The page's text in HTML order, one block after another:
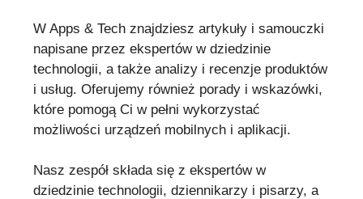
W Apps & Tech znajdziesz artykuły i samouczki
napisane przez ekspertów w dziedzinie
technologii, a także analizy i recenzje produktów
i usług. Oferujemy również porady i wskazówki,
które pomogą Ci w pełni wykorzystać
możliwości urządzeń mobilnych i aplikacji.
Nasz zespół składa się z ekspertów w
dziedzinie technologii, dziennikarzy i pisarzy, a